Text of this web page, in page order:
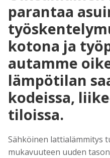
parantaa
kotona ja
autamme
lämpötilan
kodeissa,
tiloissa.
Sähköinen lattialämmitys
mukavuuteen uuden